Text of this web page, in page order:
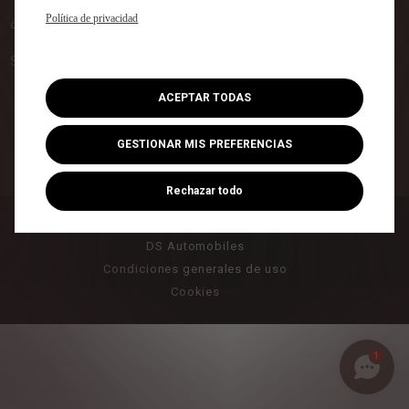
¿NECESITA AYUDA?
SIGA A DS AUTOMOBILES
DS Automobiles
Condiciones generales de uso
Cookies
Política de privacidad
GESTIONAR MIS PREFERENCIAS
ACEPTAR TODAS
Rechazar todo
1